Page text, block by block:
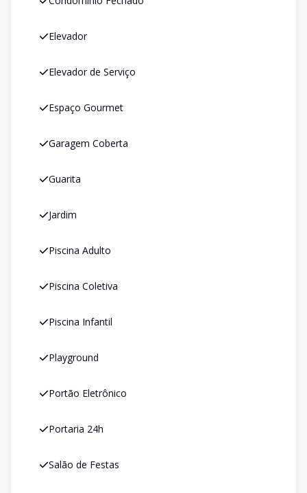
Elevador
Elevador de Serviço
Espaço Gourmet
Garagem Coberta
Guarita
Jardim
Piscina Adulto
Piscina Coletiva
Piscina Infantil
Playground
Portão Eletrônico
Portaria 24h
Salão de Festas